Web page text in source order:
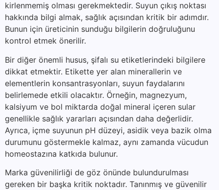
kirlenmemiş olması gerekmektedir. Suyun çıkış noktası
hakkında bilgi almak, sağlık açısından kritik bir adımdır.
Bunun için üreticinin sunduğu bilgilerin doğruluğunu
kontrol etmek önerilir.
Bir diğer önemli husus, şifalı su etiketlerindeki bilgilere
dikkat etmektir. Etikette yer alan minerallerin ve
elementlerin konsantrasyonları, suyun faydalarını
belirlemede etkili olacaktır. Örneğin, magnezyum,
kalsiyum ve bol miktarda doğal mineral içeren sular
genellikle sağlık yararları açısından daha değerlidir.
Ayrıca, içme suyunun pH düzeyi, asidik veya bazik olma
durumunu göstermekle kalmaz, aynı zamanda vücudun
homeostazına katkıda bulunur.
Marka güvenilirliği de göz önünde bulundurulması
gereken bir başka kritik noktadır. Tanınmış ve güvenilir